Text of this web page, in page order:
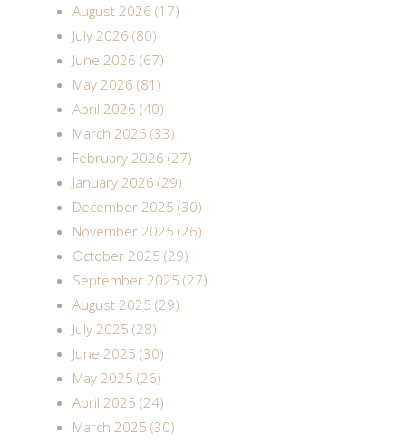
August 2026 (17)
July 2026 (80)
June 2026 (67)
May 2026 (81)
April 2026 (40)
March 2026 (33)
February 2026 (27)
January 2026 (29)
December 2025 (30)
November 2025 (26)
October 2025 (29)
September 2025 (27)
August 2025 (29)
July 2025 (28)
June 2025 (30)
May 2025 (26)
April 2025 (24)
March 2025 (30)